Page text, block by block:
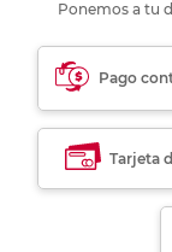
Ponemos a tu
Pago
Tarjeta